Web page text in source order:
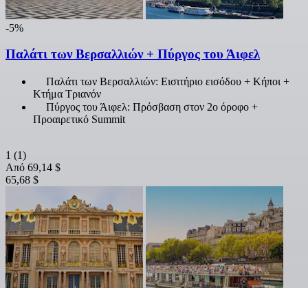
-5%
Παλάτι των Βερσαλλιών + Πύργος του Άιφελ
Παλάτι των Βερσαλλιών: Εισιτήριο εισόδου + Κήποι +
Κτήμα Τριανόν
Πύργος του Άιφελ: Πρόσβαση στον 2ο όροφο +
Προαιρετικό Summit
1 (1)
Από 69,14 $
65,68 $